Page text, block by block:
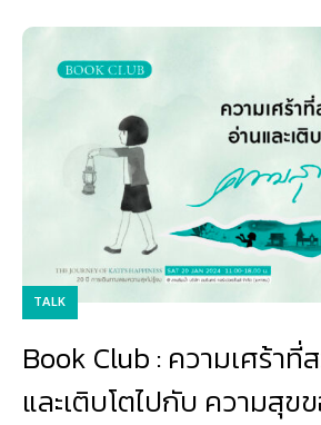
TALK
Book Club : ความเศร้าที่
และเติบโตไปกับ ความสุข